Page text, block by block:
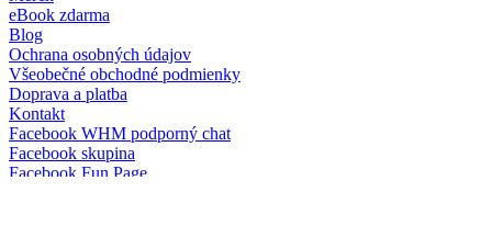
eBook zdarma
Blog
Ochrana osobných údajov
Všeobečné obchodné podmienky
Doprava a platba
Kontakt
Facebook WHM podporný chat
Facebook skupina
Facebook Fun Page